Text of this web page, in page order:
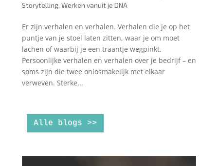
Storytelling, Werken vanuit je DNA
Er zijn verhalen en verhalen. Verhalen die je op het
puntje van je stoel laten zitten, waar je om moet
lachen of waarbij je een traantje wegpinkt.
Persoonlijke verhalen en verhalen over je bedrijf – en
soms zijn die twee onlosmakelijk met elkaar
verweven. Sterke...
Alle blogs >>